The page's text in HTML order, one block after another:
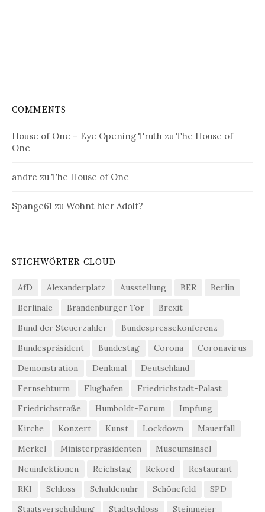
COMMENTS
House of One – Eye Opening Truth zu The House of
One
andre zu The House of One
Spange61 zu Wohnt hier Adolf?
STICHWÖRTER CLOUD
AfD Alexanderplatz Ausstellung BER
Berlin
Berlinale
Brandenburger Tor
Brexit
Bund der Steuerzahler
Bundespressekonferenz
Bundespräsident
Bundestag Corona
Coronavirus
Demonstration
Denkmal
Deutschland
Fernsehturm
Flughafen
Friedrichstadt-Palast
Friedrichstraße
Humboldt-Forum
Impfung
Kirche
Konzert Kunst Lockdown
Mauerfall
Merkel
Ministerpräsidenten
Museumsinsel
Neuinfektionen
Reichstag Rekord
Restaurant
RKI
Schloss Schuldenuhr Schönefeld
SPD
Staatsverschuldung
Stadtschloss Steinmeier